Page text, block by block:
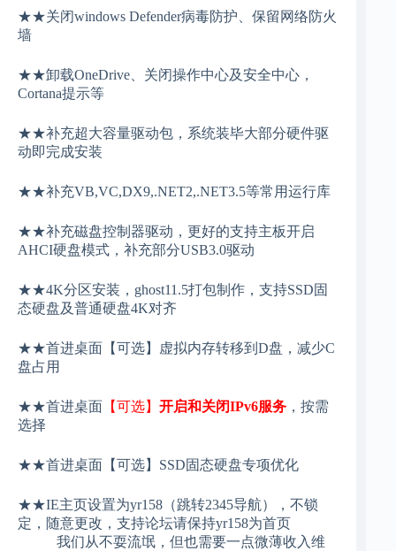
★★关闭windows Defender病毒防护、保留网络防火
墙
★★卸载OneDrive、关闭操作中心及安全中心，
Cortana提示等
★★补充超大容量驱动包，系统装毕大部分硬件驱
动即完成安装
★★补充VB,VC,DX9,.NET2,.NET3.5等常用运行库
★★补充磁盘控制器驱动，更好的支持主板开启
AHCI硬盘模式，补充部分USB3.0驱动
★★4K分区安装，ghost11.5打包制作，支持SSD固
态硬盘及普通硬盘4K对齐
★★首进桌面【可选】虚拟内存转移到D盘，减少C
盘占用
★★首进桌面 【可选】 开启和关闭IPv6服务 ，按需
选择
★★首进桌面【可选】 SSD固态硬盘专项优化
★★IE主页设置为yr158（跳转2345导航），不锁
定，随意更改，支持论坛请保持yr158为首页
我们从不耍流氓，但也需要一点微薄收入维